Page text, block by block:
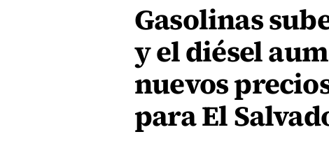
Gasolinas
y el diésel
nuevos
para El